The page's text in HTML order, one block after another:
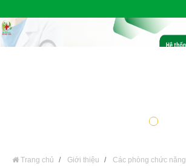
Trang chủ Giới thiệu
Các phòng chức năng